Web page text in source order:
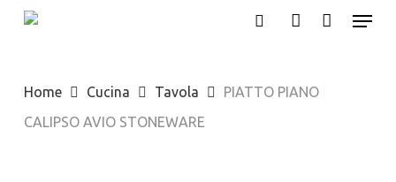
Skip
content
Menu
Home Cucina Tavola
PIATTO PIANO
CALIPSO AVIO STONEWARE